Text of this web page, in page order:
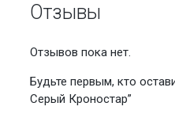
Отзывы
Отзывов пока нет.
Будьте первым, кто
Серый Кроностар”